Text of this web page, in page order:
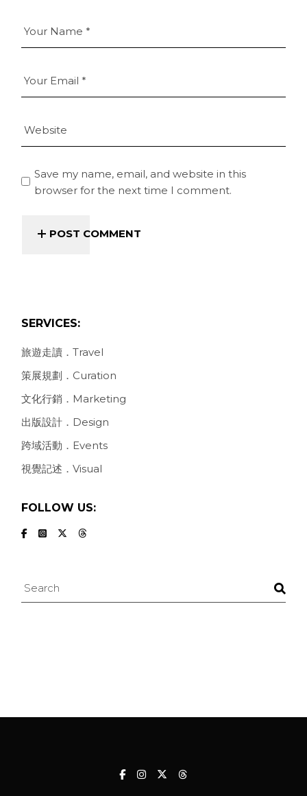
Save my name, email, and website in this
browser for the next time I comment.
POST COMMENT
SERVICES:
旅遊走讀．Travel
策展規劃．Curation
文化行銷．Marketing
出版設計．Design
跨域活動．Events
視覺記述．Visual
FOLLOW US:
Search